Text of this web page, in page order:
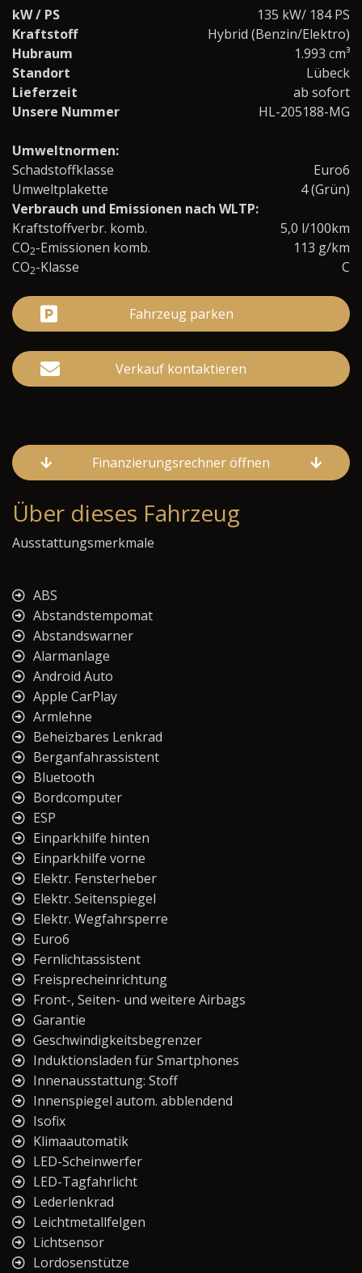
kW / PS
135 kW/ 184 PS
Kraftstoff
Hybrid (Benzin/Elektro)
Hubraum
1.993 cm³
Standort
Lübeck
Lieferzeit
ab sofort
Unsere Nummer
HL-205188-MG
Umweltnormen:
Schadstoffklasse
Euro6
Umweltplakette
4 (Grün)
Verbrauch und Emissionen nach WLTP:
Kraftstoffverbr. komb.
5,0 l/100km
CO2-Emissionen komb.
113 g/km
CO2-Klasse C
Fahrzeug parken
Verkauf kontaktieren
Finanzierungsrechner öffnen
Über dieses Fahrzeug
Ausstattungsmerkmale
ABS
Abstandstempomat
Abstandswarner
Alarmanlage
Android Auto
Apple CarPlay
Armlehne
Beheizbares Lenkrad
Berganfahrassistent
Bluetooth
Bordcomputer
ESP
Einparkhilfe hinten
Einparkhilfe vorne
Elektr. Fensterheber
Elektr. Seitenspiegel
Elektr. Wegfahrsperre
Euro6
Fernlichtassistent
Freisprecheinrichtung
Front-, Seiten- und weitere Airbags
Garantie
Geschwindigkeitsbegrenzer
Induktionsladen für Smartphones
Innenausstattung: Stoff
Innenspiegel autom. abblendend
Isofix
Klimaautomatik
LED-Scheinwerfer
LED-Tagfahrlicht
Lederlenkrad
Leichtmetallfelgen
Lichtsensor
Lordosenstütze